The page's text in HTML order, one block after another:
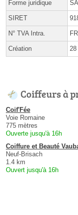
Forme juridique
SIRET
N° TVA Intra.
Création 28
Coiffeurs à
Coif'Fée
Voie Romaine
775 mètres
Ouverte jusqu'à 16h
Coiffure et Beauté
Neuf-Brisach
1.4 km
Ouvert jusqu'à 16h